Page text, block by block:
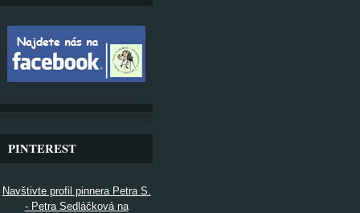
PINTEREST
Navštivte profil pinnera Petra S.
- Petra Sedláčková na